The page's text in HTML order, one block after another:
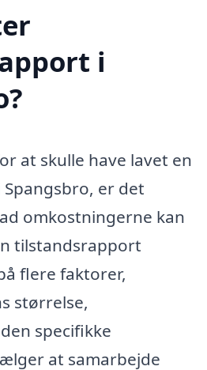
i
at skulle have lavet en
er det
omkostningerne kan
tilstandsrapport
flere faktorer,
størrelse,
specifikke
at samarbejde